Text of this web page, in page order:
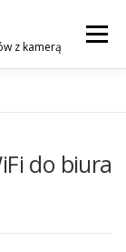
z kamerą
Menu
do biura